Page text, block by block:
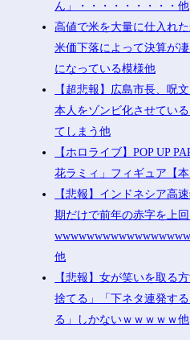
ん」・・・・・・・・・他
高値で米を大量に仕入れた
米価下落によって決算が
になっている模様他
【超悲報】広島市長、呪
本人をゾンビ化させてい
てしまう他
【ホロライブ】POP UP
花ラミィ」フィギュア【
【悲報】インドネシア高
期だけで前年の赤字を上
他
【悲報】女が笑いを取る
捨てる」「下ネタ連発す
る」しかないｗｗｗｗｗ他